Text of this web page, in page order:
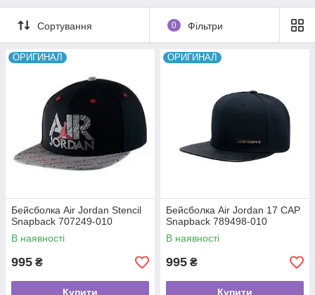
Сортування 0 Фільтри
ОРИГИНАЛ
Бейсболка Air Jordan Stencil
Snapback 707249-010
В наявності
995 ₴
Купити
ОРИГИНАЛ
Бейсболка Air Jordan 17 CAP
Snapback 789498-010
В наявності
995 ₴
Купити